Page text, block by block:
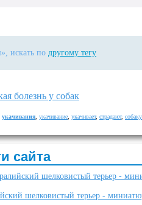
», искать по другому тегу
болезнь у собак
укачивания укачивание укачивает, страдают,
сайта
шелковистый терьер -
шелковистый терьер -